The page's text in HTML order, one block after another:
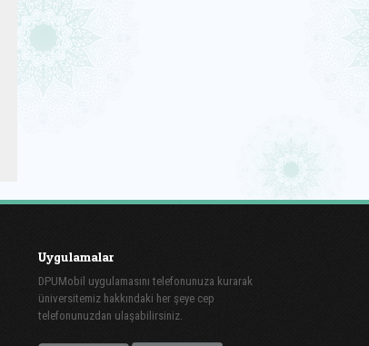
Uygulamalar
DPUMobil uygulamasını telefonunuza kurarak
üniversitemiz hakkındaki her şeye cep
telefonunuzdan ulaşabilirsiniz.